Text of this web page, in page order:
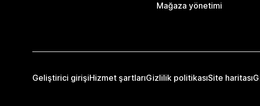
Mağaza yönetimi
Geliştirici girişiHizmet şartlarıGizlilik politikasıSite haritası